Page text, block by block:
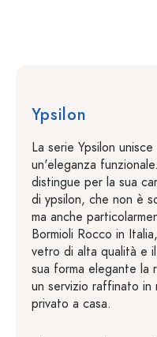
Ypsilon
La serie Ypsilon
un'eleganza
distingue per la sua
di ypsilon, che non è
ma anche
Bormioli Rocco in
vetro di alta qualità e
sua forma elegante la
un servizio raffinato
privato a casa.